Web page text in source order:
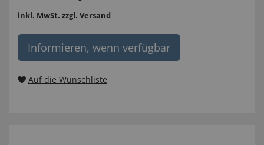
inkl. MwSt. zzgl. Versand
Informieren, wenn verfügbar
Auf die Wunschliste